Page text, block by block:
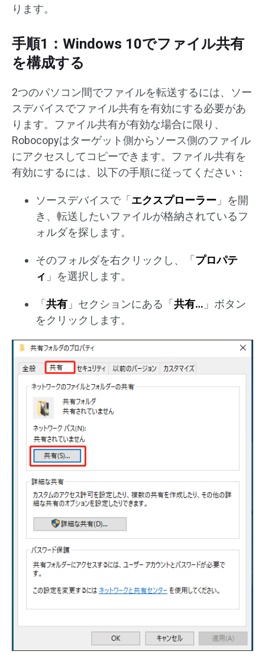
ります。
手順1：Windows 10でファイル共有
を構成する
2つのパソコン間でファイルを転送するには、ソー
スデバイスでファイル共有を有効にする必要があ
ります。ファイル共有が有効な場合に限り、
Robocopyはターゲット側からソース側のファイル
にアクセスしてコピーできます。ファイル共有を
有効にするには、以下の手順に従ってください：
ソースデバイスで「 エクスプローラー 」を開
き、転送したいファイルが格納されているフ
ォルダを探します。
そのフォルダを右クリックし、「 プロパテ
ィ 」を選択します。
「 共有 」セクションにある「 共有… 」ボタン
をクリックします。